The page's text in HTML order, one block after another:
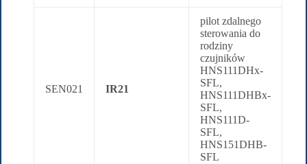
SEN021 IR21
pilot zdalnego
sterowania do
rodziny
czujników
HNS111DHx-
SFL,
HNS111DHBx-
SFL,
HNS111D-
SFL,
HNS151DHB-
SFL